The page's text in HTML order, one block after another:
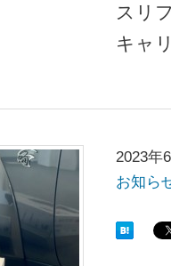
スリ
キャ
2023年
お知ら